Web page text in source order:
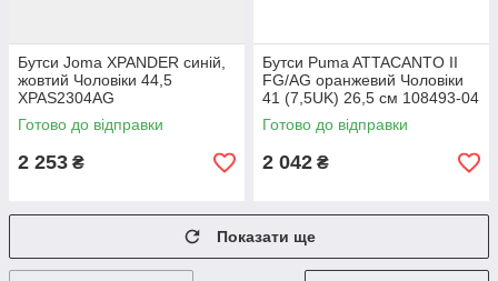
Бутси Joma XPANDER синій,
жовтий Чоловіки 44,5
XPAS2304AG
Готово до відправки
2 253 ₴
Бутси Puma ATTACANTO II
FG/AG оранжевий Чоловіки
41 (7,5UK) 26,5 см 108493-04
Готово до відправки
2 042 ₴
Показати ще